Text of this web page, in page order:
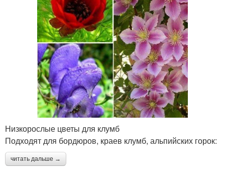
Низкорослые цветы для клумб
Подходят для бордюров, краев клумб, альпийских горок:
читать дальше →